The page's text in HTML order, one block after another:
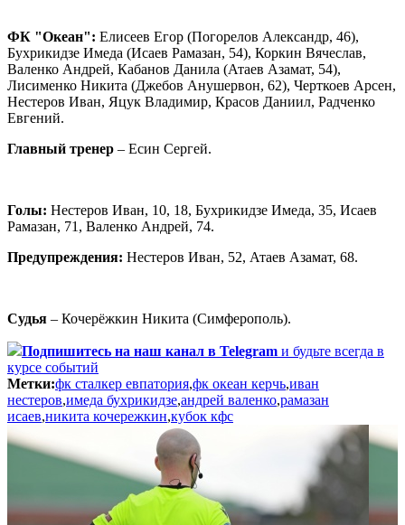
ФК "Океан": Елисеев Егор (Погорелов Александр, 46),
Бухрикидзе Имеда (Исаев Рамазан, 54), Коркин Вячеслав,
Валенко Андрей, Кабанов Данила (Атаев Азамат, 54),
Лисименко Никита (Джебов Анушервон, 62), Черткоев Арсен,
Нестеров Иван, Яцук Владимир, Красов Даниил, Радченко
Евгений.
Главный тренер – Есин Сергей.
Голы: Нестеров Иван, 10, 18, Бухрикидзе Имеда, 35, Исаев
Рамазан, 71, Валенко Андрей, 74.
Предупреждения: Нестеров Иван, 52, Атаев Азамат, 68.
Судья – Кочерёжкин Никита (Симферополь).
Подпишитесь на наш канал в Telegram и будьте всегда в
курсе событий
Метки:фк сталкер евпатория,фк океан керчь,иван
нестеров,имеда бухрикидзе,андрей валенко,рамазан
исаев,никита кочережкин,кубок кфс